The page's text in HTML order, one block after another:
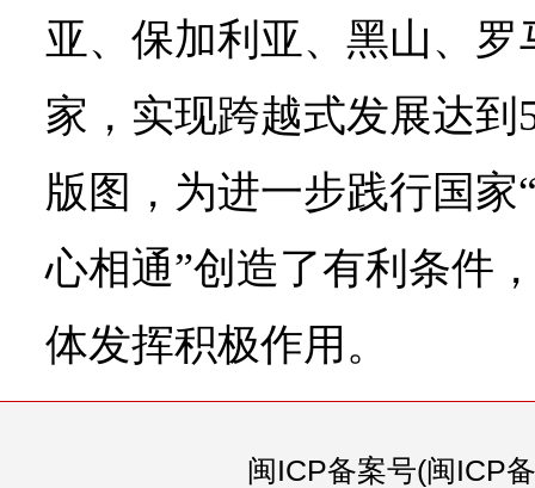
亚、保加利亚、黑山、
家，实现跨越式发展达到
版图，为进一步践行国家
心相通”创造了有利条件
体发挥积极作用。
闽ICP备案号(闽ICP